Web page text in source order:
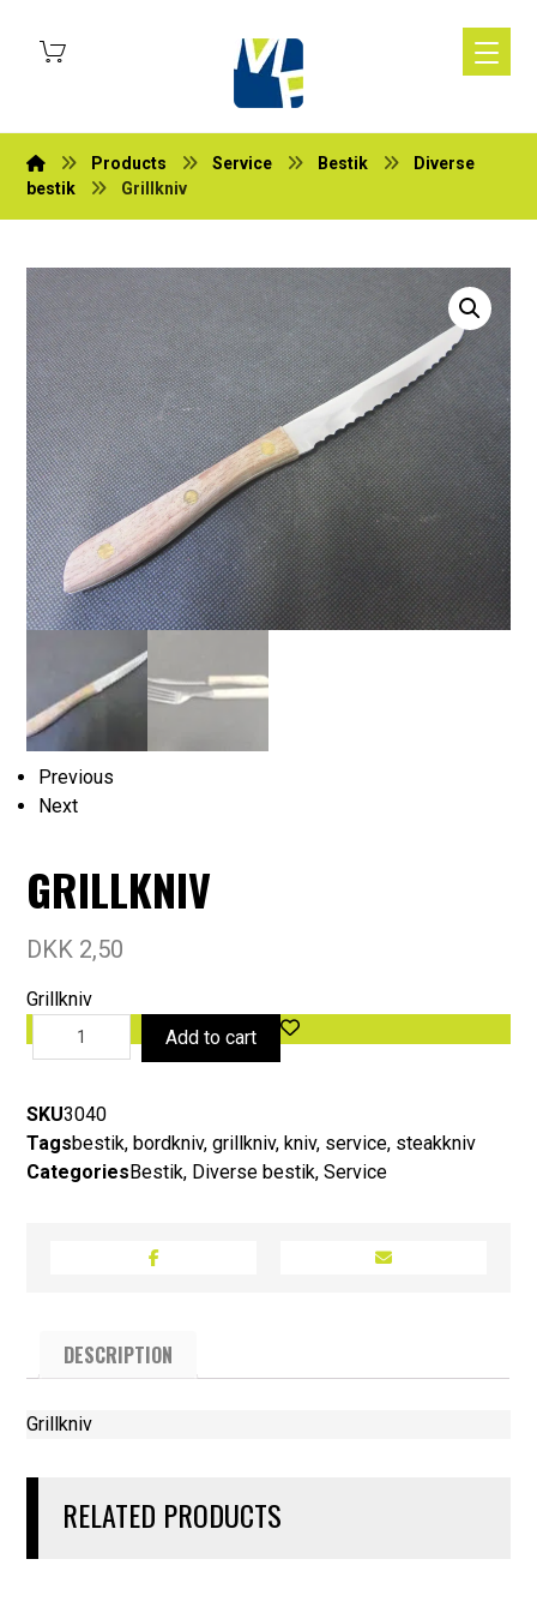
Products Service Bestik
Diverse
bestik
Grillkniv
Previous
Next
GRILLKNIV
DKK 2,50
Grillkniv
Add to cart
SKU3040
Tagsbestik, bordkniv,grillkniv, kniv, service, steakkniv
Categories Bestik, Diverse bestik,Service
DESCRIPTION
Grillkniv
RELATED PRODUCTS